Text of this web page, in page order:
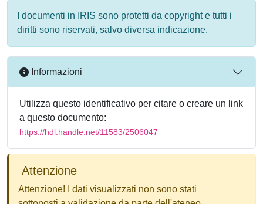
I documenti in IRIS sono protetti da copyright e tutti i
diritti sono riservati, salvo diversa indicazione.
Informazioni
Utilizza questo identificativo per citare o creare un link
a questo documento:
https://hdl.handle.net/11583/2506047
Attenzione
Attenzione! I dati visualizzati non sono stati